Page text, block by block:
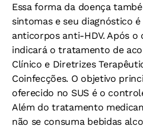
Essa forma da doença
sintomas e seu diagnóstico
anticorpos anti-HDV. Após o
indicará o tratamento de
Clínico e Diretrizes
Coinfecções. O objetivo
oferecido no SUS é o
Além do tratamento
não se consuma bebidas